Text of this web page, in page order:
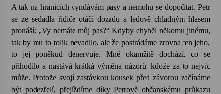
A tak na hranicích vyndávám pasy a nemohu se dopočítat. Petr
se ze sedadla řidiče otáčí dozadu a ledově chladným hlasem
pronáší: „Vy nemáte můj pas?“ Kdyby chyběl někomu jinému,
tak by mu to tolik nevadilo, ale že postrádáme zrovna ten jeho,
to jej poněkud denervuje. Mně okamžitě dochází, co se
přihodilo a nastává krátká výměna názorů, kdože za to nejvíc
může. Protože svojí zastávkou kousek před závorou začínáme
být podezřelí, přejíždíme díky Petrově občanskému průkazu